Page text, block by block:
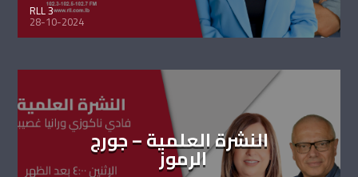
RLL 3
28-10-2024
النشرة العلمية – جورج
الرموز